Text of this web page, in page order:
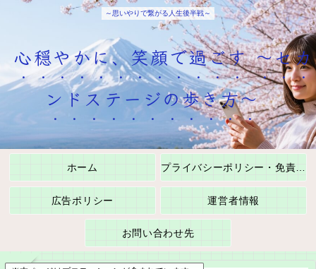
～思いやりで繋がる人生後半戦～
心穏やかに、笑顔で過ごす ～セカ
ンドステージの歩き方～
ホーム
広告ポリシー 運営者情報
お問い合わせ先